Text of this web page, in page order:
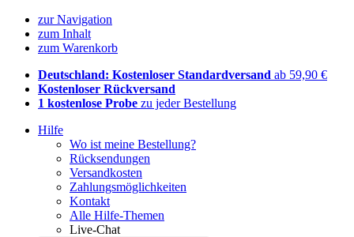
zur Navigation
zum Inhalt
zum Warenkorb
Deutschland: Kostenloser Standardversand ab 59,90 €
Kostenloser Rückversand
1 kostenlose Probe zu jeder Bestellung
Hilfe
Wo ist meine Bestellung?
Rücksendungen
Versandkosten
Zahlungsmöglichkeiten
Kontakt
Alle Hilfe-Themen
Live-Chat